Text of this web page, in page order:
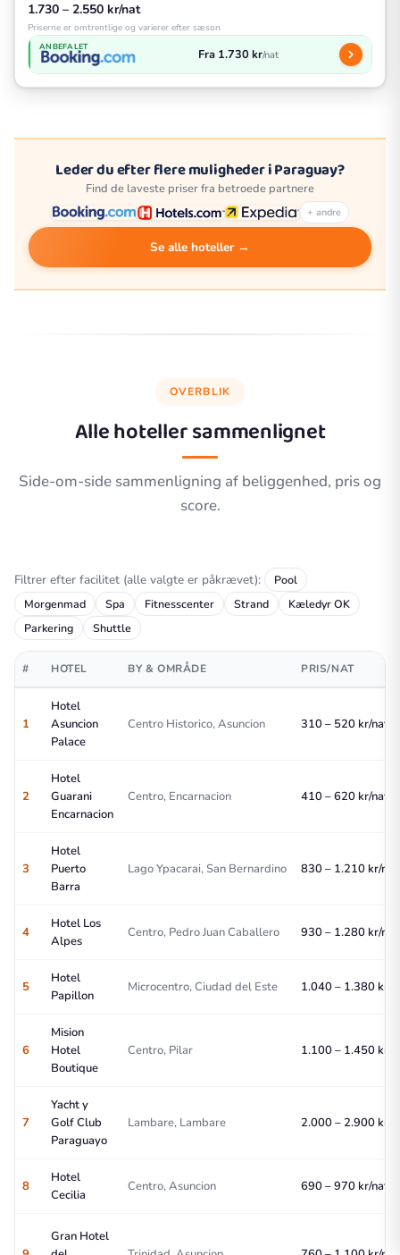
1.730 – 2.550 kr/nat
Priserne er omtrentlige og varierer efter sæson
ANBEFALET Fra 1.730 kr/nat
Leder du efter flere muligheder i Paraguay?
Find de laveste priser fra betroede partnere
+ andre
Se alle hoteller →
OVERBLIK
Alle hoteller sammenlignet
Side-om-side sammenligning af beliggenhed, pris og
score.
Filtrer efter facilitet (alle valgte er påkrævet):
Pool
Morgenmad
Spa Fitnesscenter Strand
Kæledyr OK
Parkering
Shuttle
# HOTEL BY & OMRÅDE PRIS/NAT
1
Hotel
Asuncion
Palace
Centro Historico, Asuncion 310 – 520 kr/nat
2
Hotel
Guarani
Encarnacion
Centro, Encarnacion 410 – 620 kr/nat
3
Hotel
Puerto
Barra
Lago Ypacarai, San Bernardino 830 – 1.210 kr/nat
4
Hotel Los
Alpes
Centro, Pedro Juan Caballero 930 – 1.280 kr/nat
5
Hotel
Papillon
Microcentro, Ciudad del Este 1.040 – 1.380 kr/
6
Mision
Hotel
Boutique
Centro, Pilar 1.100 – 1.450 kr/
7
Yacht y
Golf Club
Paraguayo
Lambare, Lambare 2.000 – 2.900 kr/
8
Hotel
Cecilia
Centro, Asuncion 690 – 970 kr/nat
Gran Hotel